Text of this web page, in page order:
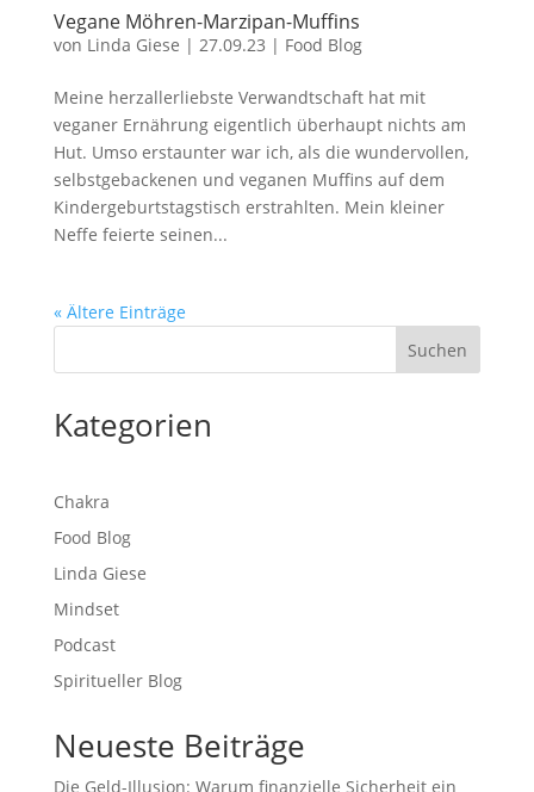
Vegane Möhren-Marzipan-Muffins
von Linda Giese | 27.09.23 | Food Blog
Meine herzallerliebste Verwandtschaft hat mit
veganer Ernährung eigentlich überhaupt nichts am
Hut. Umso erstaunter war ich, als die wundervollen,
selbstgebackenen und veganen Muffins auf dem
Kindergeburtstagstisch erstrahlten. Mein kleiner
Neffe feierte seinen...
« Ältere Einträge
Suchen
Kategorien
Chakra
Food Blog
Linda Giese
Mindset
Podcast
Spiritueller Blog
Neueste Beiträge
Die Geld-Illusion: Warum finanzielle Sicherheit ein